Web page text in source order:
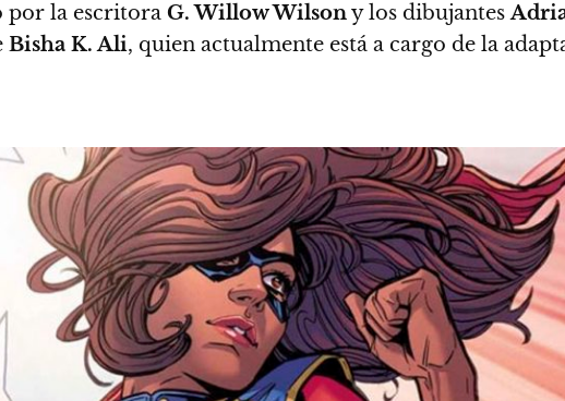
por la escritora G. Willow Wilsony los dibujantes
Bisha K. Ali, quien actualmente está a cargo de la